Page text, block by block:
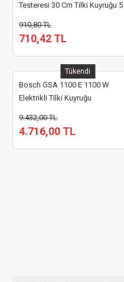
Testeresi 30 Cm Tilki Kuyruğu
910,80 TL
710,42 TL
Tükendi
Bosch GSA 1100 E 1100 W
Elektrikli Tilki Kuyruğu
9.432,00 TL
4.716,00 TL